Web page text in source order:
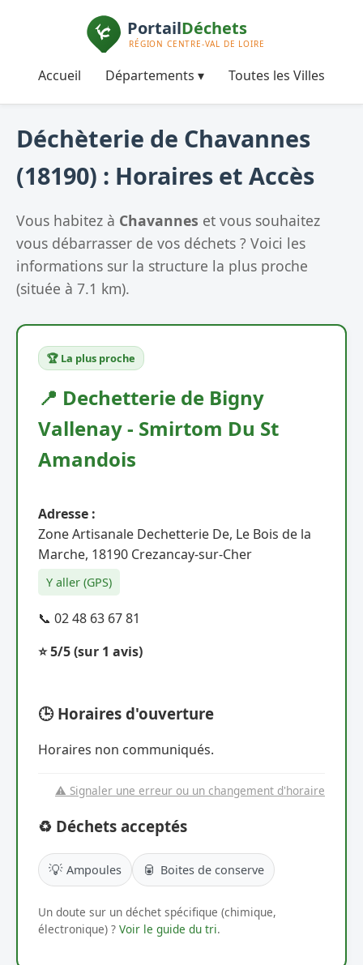
Accueil Départements ▾ Toutes les Villes
Déchèterie de Chavannes
(18190) : Horaires et Accès
Vous habitez à Chavannes et vous souhaitez
vous débarrasser de vos déchets ? Voici les
informations sur la structure la plus proche
(située à 7.1 km).
🏆 La plus proche
📍 Dechetterie de Bigny
Vallenay - Smirtom Du St
Amandois
Adresse :
Zone Artisanale Dechetterie De, Le Bois de la
Marche, 18190 Crezancay-sur-Cher
Y aller (GPS)
📞 02 48 63 67 81
⭐ 5/5(sur 1 avis)
🕒 Horaires d'ouverture
Horaires non communiqués.
⚠️ Signaler une erreur ou un changement d'horaire
♻️ Déchets acceptés
💡 Ampoules 🥫 Boites de conserve
Un doute sur un déchet spécifique (chimique,
électronique) ? Voir le guide du tri.